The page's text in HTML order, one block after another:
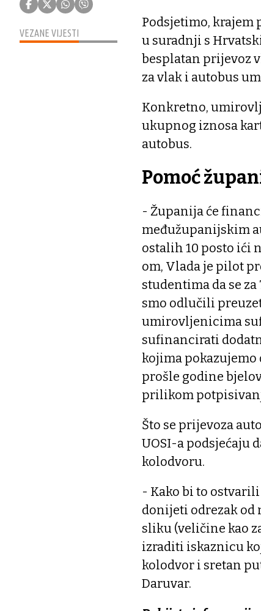
VEZANE VIJESTI
Podsjetimo,
u suradnji s
besplatan prijevoz
za vlak i autobus
Konkretno,
ukupnog iznosa
autobus.
Pomoć
- Županija će
međužupanijskim
ostalih 10 posto ići
om, Vlada je pilot
studentima da se
smo odlučili
umirovljenicima
sufinancirati
kojima
prošle godine
prilikom
Što se prijevoza
UOSI-a podsjećaju
kolodvoru.
- Kako bi to
donijeti odrezak od
sliku (veličine kao
izraditi iskaznicu
kolodvor i sretan
Daruvar.